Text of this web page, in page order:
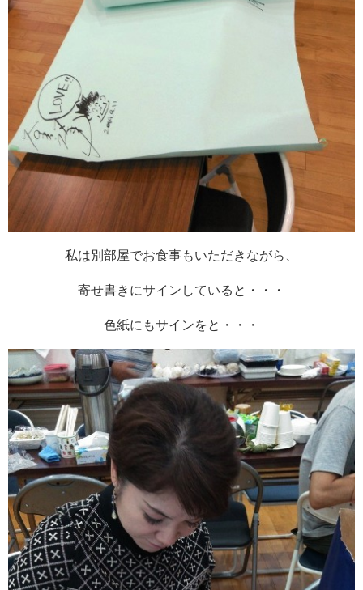
私は別部屋でお食事もいただきながら、
寄せ書きにサインしていると・・・
色紙にもサインをと・・・